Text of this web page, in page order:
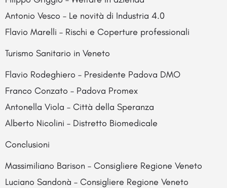
Antonio Vesco – Le novità di Industria 4.0
Flavio Marelli – Rischi e Coperture professionali
Turismo Sanitario in Veneto
Flavio Rodeghiero – Presidente Padova DMO
Franco Conzato – Padova Promex
Antonella Viola – Città della Speranza
Alberto Nicolini – Distretto Biomedicale
Conclusioni
Massimiliano Barison – Consigliere Regione Veneto
Luciano Sandonà – Consigliere Regione Veneto